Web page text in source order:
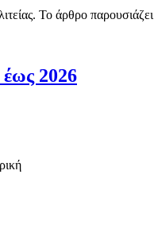
Το άρθρο παρουσιάζει
έως 2026